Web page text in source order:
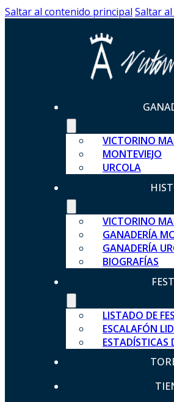
Saltar al contenido principal Saltar
VICTORINO
MONTEVIEJO
URCOLA
VICTORINO
GANADERÍA
GANADERÍA
BIOGRAFÍAS
LISTADO DE
ESCALAFÓN
ESTADÍSTICAS